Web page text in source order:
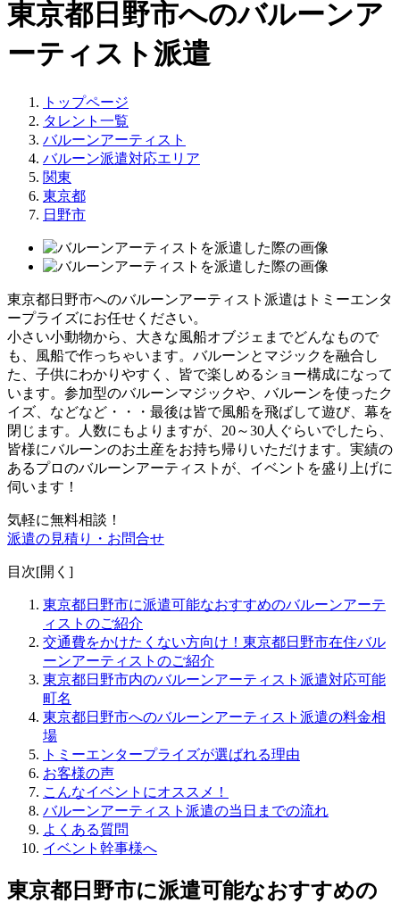
東京都日野市へのバルーンア
ーティスト派遣
トップページ
タレント一覧
バルーンアーティスト
バルーン派遣対応エリア
関東
東京都
日野市
東京都日野市へのバルーンアーティスト派遣はトミーエンタ
ープライズにお任せください。
小さい小動物から、大きな風船オブジェまでどんなもので
も、風船で作っちゃいます。バルーンとマジックを融合し
た、子供にわかりやすく、皆で楽しめるショー構成になって
います。参加型のバルーンマジックや、バルーンを使ったク
イズ、などなど・・・最後は皆で風船を飛ばして遊び、幕を
閉じます。人数にもよりますが、20～30人ぐらいでしたら、
皆様にバルーンのお土産をお持ち帰りいただけます。 実績の
あるプロのバルーンアーティストが、イベントを盛り上げに
伺います！
気軽に無料相談！
派遣の見積り・お問合せ
目次[開く ]
東京都日野市に派遣可能なおすすめのバルーンアーテ
ィストのご紹介
交通費をかけたくない方向け！東京都日野市在住バル
ーンアーティストのご紹介
東京都日野市内のバルーンアーティスト派遣対応可能
町名
東京都日野市へのバルーンアーティスト派遣の料金相
場
トミーエンタープライズが選ばれる理由
お客様の声
こんなイベントにオススメ！
バルーンアーティスト派遣の当日までの流れ
よくある質問
イベント幹事様へ
東京都日野市に派遣可能なおすすめの